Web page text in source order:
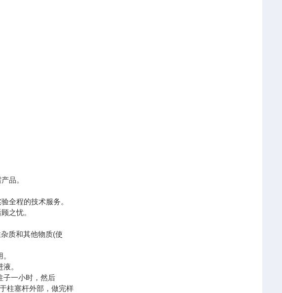
品。
全程的技术服务。
之忧。
质和其他物质(使
。
子一小时，然后
柱塞杆外部，做完样